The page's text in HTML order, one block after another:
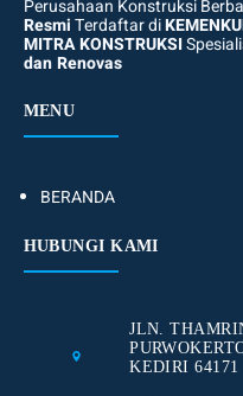
Perusahaan Konstruksi
ResmiTerdaftar di
MITRA KONSTRUKSI
dan Renovas
MENU
BERANDA
HUBUNGI KAMI
JLN.
KEDIRI 64171